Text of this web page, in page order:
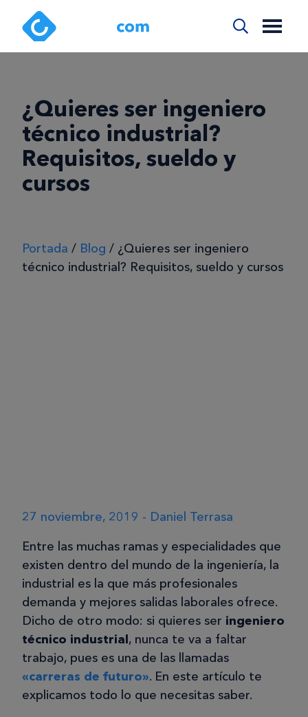
¿Quieres ser ingeniero
técnico industrial?
Requisitos, sueldo y
cursos
Portada / Blog / ¿Quieres ser ingeniero
técnico industrial? Requisitos, sueldo y cursos
27 noviembre, 2019 - Daniel Terrasa
Entre las muchas ramas y especialidades que
existen dentro del mundo de la ingeniería, la
industrial es la que más profesionales
demanda y mejores salidas laborales ofrece.
Dicho de otro modo: si quieres ser ingeniero
técnico industrial, nunca te va a faltar
trabajo, pues es una de las llamadas
«carreras de futuro». En este artículo te
explicamos todo lo que necesitas saber.